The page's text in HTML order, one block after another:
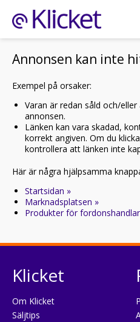
Annonsen kan inte
Exempel på orsaker:
Varan är redan såld och/
annonsen.
Länken kan vara skadad,
korrekt angiven. Om du
kontrollera att länken inte
Här är några hjälpsamma
Startsidan »
Marknadsplatsen »
Produkter för
Klicket
Om Klicket
Säljtips